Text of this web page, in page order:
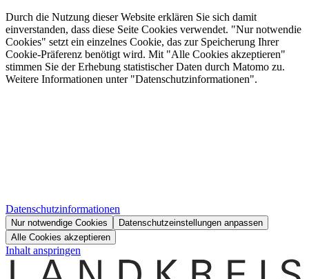
Durch die Nutzung dieser Website erklären Sie sich damit
einverstanden, dass diese Seite Cookies verwendet. "Nur notwendie
Cookies" setzt ein einzelnes Cookie, das zur Speicherung Ihrer
Cookie-Präferenz benötigt wird. Mit "Alle Cookies akzeptieren"
stimmen Sie der Erhebung statistischer Daten durch Matomo zu.
Weitere Informationen unter "Datenschutzinformationen".
Datenschutzinformationen
Nur notwendige Cookies
Datenschutzeinstellungen anpassen
Alle Cookies akzeptieren
Inhalt anspringen